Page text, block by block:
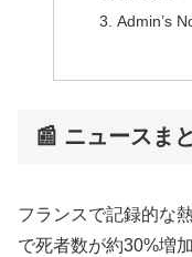
Admin’s
📰 ニュースま
フランスで記録的な
で死者数が約30%増